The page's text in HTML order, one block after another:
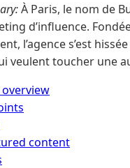
À Paris, le nom de
d’influence.
l’agence s’est
veulent toucher une
content